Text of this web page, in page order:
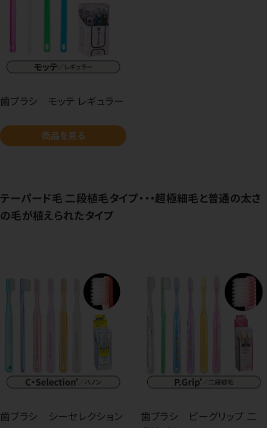
歯ブラシ モッテ レギュラー
商品を見る
テーパード毛 二段植毛タイプ・・・超極細毛と普通の太さ
の毛が植えられたタイプ
歯ブラシ シーセレクション
歯ブラシ ピーグリップ 二